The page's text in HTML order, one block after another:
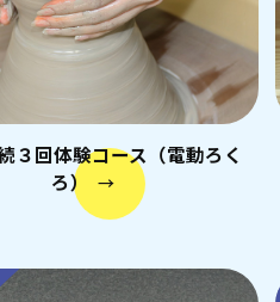
３回体験コース（電動ろく
ろ）
→